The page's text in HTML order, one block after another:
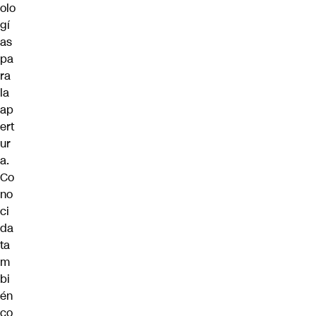
olo
gí
as
pa
ra
la
ap
ert
ur
a.
Co
no
ci
da
ta
m
bi
én
co